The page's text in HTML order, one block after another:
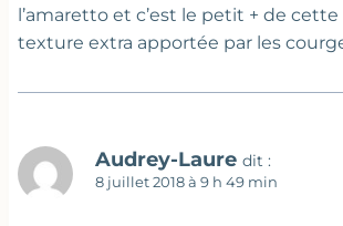
l’amaretto et c’est le petit + de
texture extra apportée par les
Audrey-Laure dit :
8 juillet 2018 à 9 h 49 min